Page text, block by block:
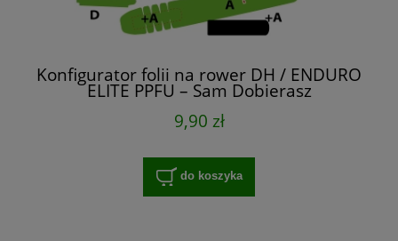
Konfigurator folii na rower DH / ENDURO
ELITE PPFU – Sam Dobierasz
9,90 zł
do koszyka